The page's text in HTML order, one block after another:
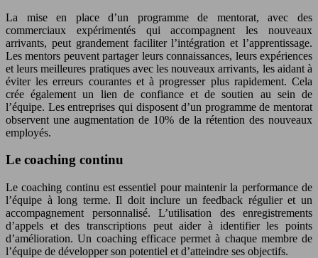
La mise en place d’un programme de mentorat, avec des
commerciaux expérimentés qui accompagnent les nouveaux
arrivants, peut grandement faciliter l’intégration et l’apprentissage.
Les mentors peuvent partager leurs connaissances, leurs expériences
et leurs meilleures pratiques avec les nouveaux arrivants, les aidant à
éviter les erreurs courantes et à progresser plus rapidement. Cela
crée également un lien de confiance et de soutien au sein de
l’équipe. Les entreprises qui disposent d’un programme de mentorat
observent une augmentation de 10% de la rétention des nouveaux
employés.
Le coaching continu
Le coaching continu est essentiel pour maintenir la performance de
l’équipe à long terme. Il doit inclure un feedback régulier et un
accompagnement personnalisé. L’utilisation des enregistrements
d’appels et des transcriptions peut aider à identifier les points
d’amélioration. Un coaching efficace permet à chaque membre de
l’équipe de développer son potentiel et d’atteindre ses objectifs.